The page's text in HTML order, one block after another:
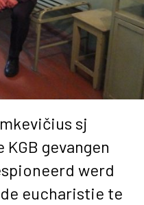
sj
gevangen
werd
eucharistie te